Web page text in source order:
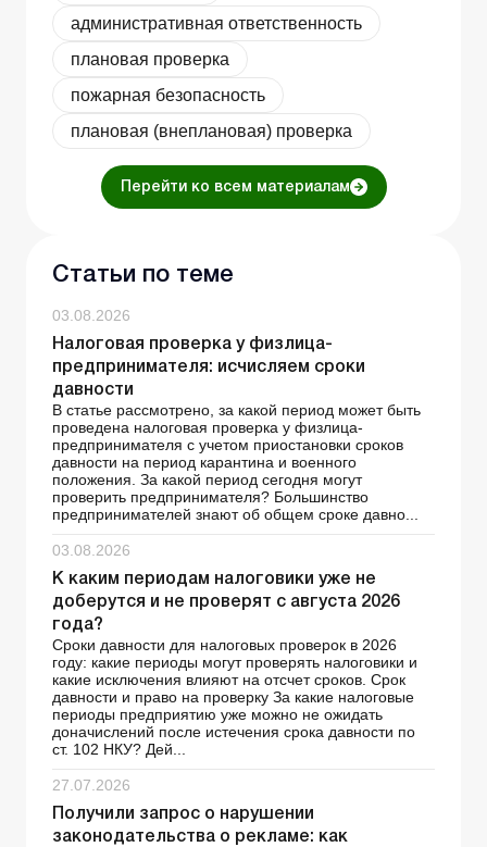
административная ответственность
плановая проверка
пожарная безопасность
плановая (внеплановая) проверка
Перейти ко всем материалам
Статьи по теме
03.08.2026
Налоговая проверка у физлица-
предпринимателя: исчисляем сроки
давности
В статье рассмотрено, за какой период может быть
проведена налоговая проверка у физлица-
предпринимателя с учетом приостановки сроков
давности на период карантина и военного
положения. За какой период сегодня могут
проверить предпринимателя? Большинство
предпринимателей знают об общем сроке давно...
03.08.2026
К каким периодам налоговики уже не
доберутся и не проверят с августа 2026
года?
Сроки давности для налоговых проверок в 2026
году: какие периоды могут проверять налоговики и
какие исключения влияют на отсчет сроков. Срок
давности и право на проверку За какие налоговые
периоды предприятию уже можно не ожидать
доначислений после истечения срока давности по
ст. 102 НКУ? Дей...
27.07.2026
Получили запрос о нарушении
законодательства о рекламе: как